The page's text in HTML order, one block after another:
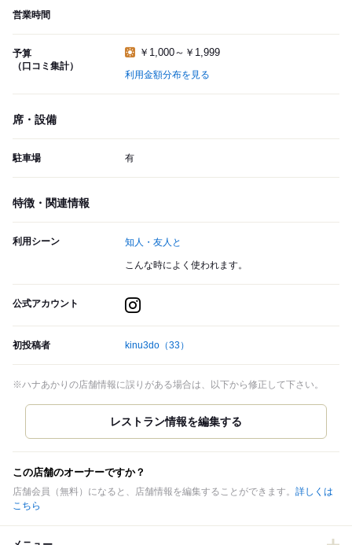
営業時間
予算
（口コミ集計）
￥1,000～￥1,999
利用金額分布を見る
席・設備
駐車場 有
特徴・関連情報
利用シーン 知人・友人と
こんな時によく使われます。
公式アカウント
初投稿者 kinu3do （33）
※ハナあかりの店舗情報に誤りがある場合は、以下から修正して下さい。
この店舗のオーナーですか？
店舗会員（無料）になると、店舗情報を編集することができます。 詳しくは
こちら